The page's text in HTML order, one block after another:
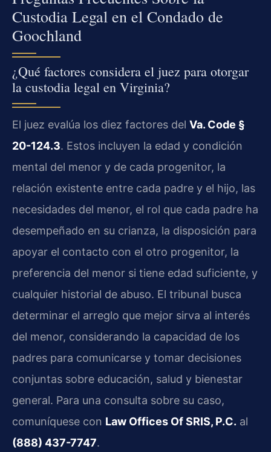
Custodia Legal en el Condado de
Goochland
¿Qué factores considera el juez para otorgar
la custodia legal en Virginia?
El juez evalúa los diez factores del Va. Code §
20-124.3. Estos incluyen la edad y condición
mental del menor y de cada progenitor, la
relación existente entre cada padre y el hijo, las
necesidades del menor, el rol que cada padre ha
desempeñado en su crianza, la disposición para
apoyar el contacto con el otro progenitor, la
preferencia del menor si tiene edad suficiente, y
cualquier historial de abuso. El tribunal busca
determinar el arreglo que mejor sirva al interés
del menor, considerando la capacidad de los
padres para comunicarse y tomar decisiones
conjuntas sobre educación, salud y bienestar
general. Para una consulta sobre su caso,
comuníquese con Law Offices Of SRIS, P.C. al
(888) 437-7747.